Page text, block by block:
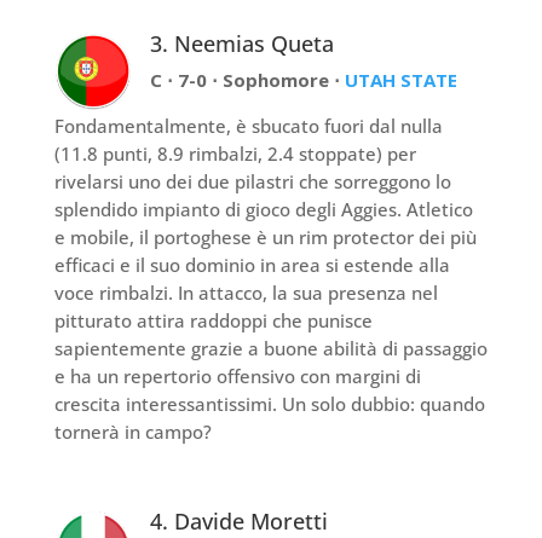
3. Neemias Queta
C ⋅ 7-0 ⋅ Sophomore ⋅ UTAH STATE
Fondamentalmente, è sbucato fuori dal nulla
(11.8 punti, 8.9 rimbalzi, 2.4 stoppate) per
rivelarsi uno dei due pilastri che sorreggono lo
splendido impianto di gioco degli Aggies. Atletico
e mobile, il portoghese è un rim protector dei più
efficaci e il suo dominio in area si estende alla
voce rimbalzi. In attacco, la sua presenza nel
pitturato attira raddoppi che punisce
sapientemente grazie a buone abilità di passaggio
e ha un repertorio offensivo con margini di
crescita interessantissimi. Un solo dubbio: quando
tornerà in campo?
4. Davide Moretti